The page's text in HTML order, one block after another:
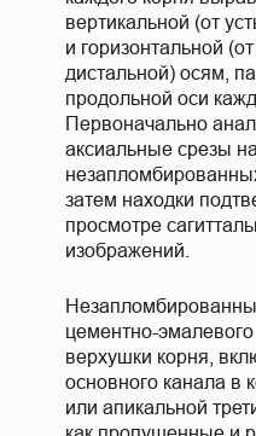
вертикальной (от
и горизонтальной
дистальной) осям,
продольной оси
Первоначально
аксиальные срезы
затем находки
просмотре
изображений.
цементно-
верхушки корня,
основного канала в
или апикальной